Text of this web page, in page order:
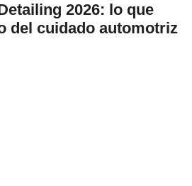
2026: lo que
del cuidado automotriz